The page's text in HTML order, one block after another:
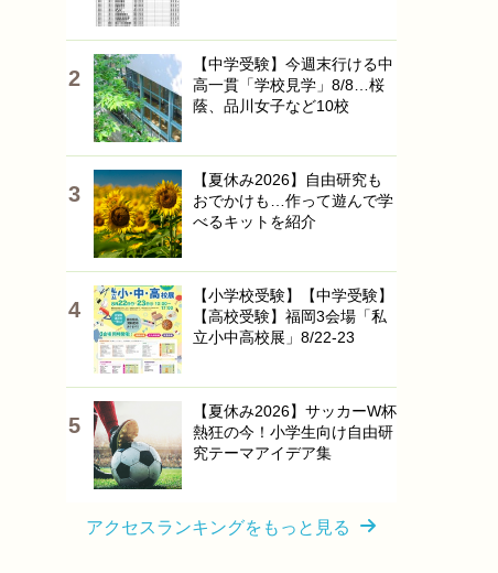
【中学受験】今週末行ける中
高一貫「学校見学」8/8…桜
蔭、品川女子など10校
【夏休み2026】自由研究も
おでかけも…作って遊んで学
べるキットを紹介
【小学校受験】【中学受験】
【高校受験】福岡3会場「私
立小中高校展」8/22-23
【夏休み2026】サッカーW杯
熱狂の今！小学生向け自由研
究テーマアイデア集
アクセスランキングをもっと見る